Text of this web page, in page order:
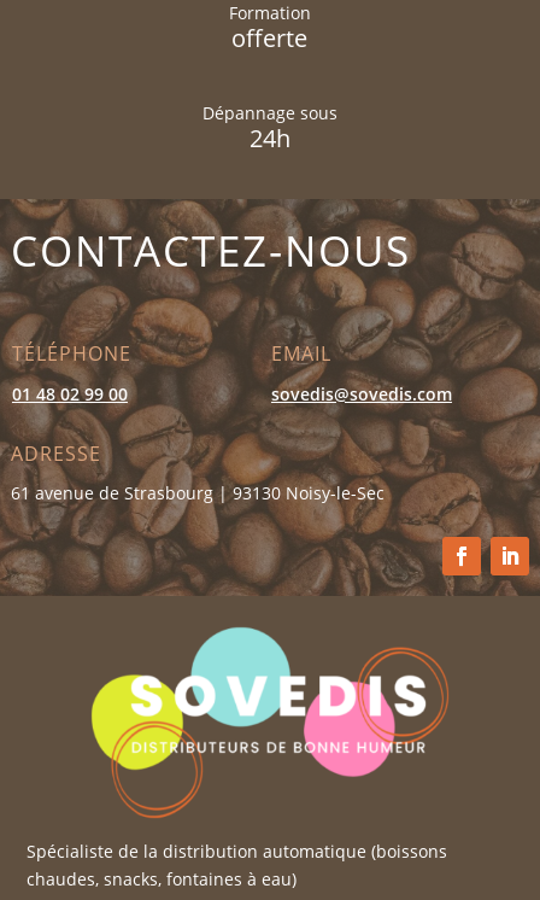
Formation
offerte
Dépannage sous
24h
CONTACTEZ-NOUS
TÉLÉPHONE
01 48 02 99 00
EMAIL
sovedis@sovedis.com
ADRESSE
61 avenue de Strasbourg | 93130 Noisy-le-Sec
Spécialiste de la distribution automatique (boissons
chaudes, snacks, fontaines à eau)